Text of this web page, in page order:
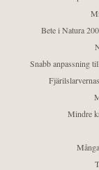
Bete i Natura
Snabb anpassning
Mindre